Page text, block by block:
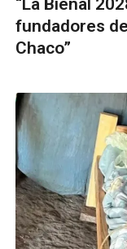
“La Bienal
fundadores
Chaco”